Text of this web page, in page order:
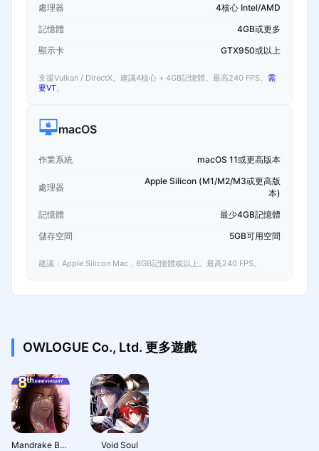
處理器
4核心 Intel/AMD
記憶體
4GB或更多
顯示卡
GTX950或以上
支援Vulkan / DirectX。建議4核心 + 4GB記憶體。最高240 FPS。 需
要VT。
macOS
作業系統 macOS 11或更高版本
處理器
Apple Silicon (M1/M2/M3或更高版
本)
記憶體
最少4GB記憶體
儲存空間
5GB可用空間
建議：Apple Silicon Mac，8GB記憶體或以上。最高240 FPS。
OWLOGUE Co., Ltd. 更多遊戲
Mandrake Boys Global Void Soul